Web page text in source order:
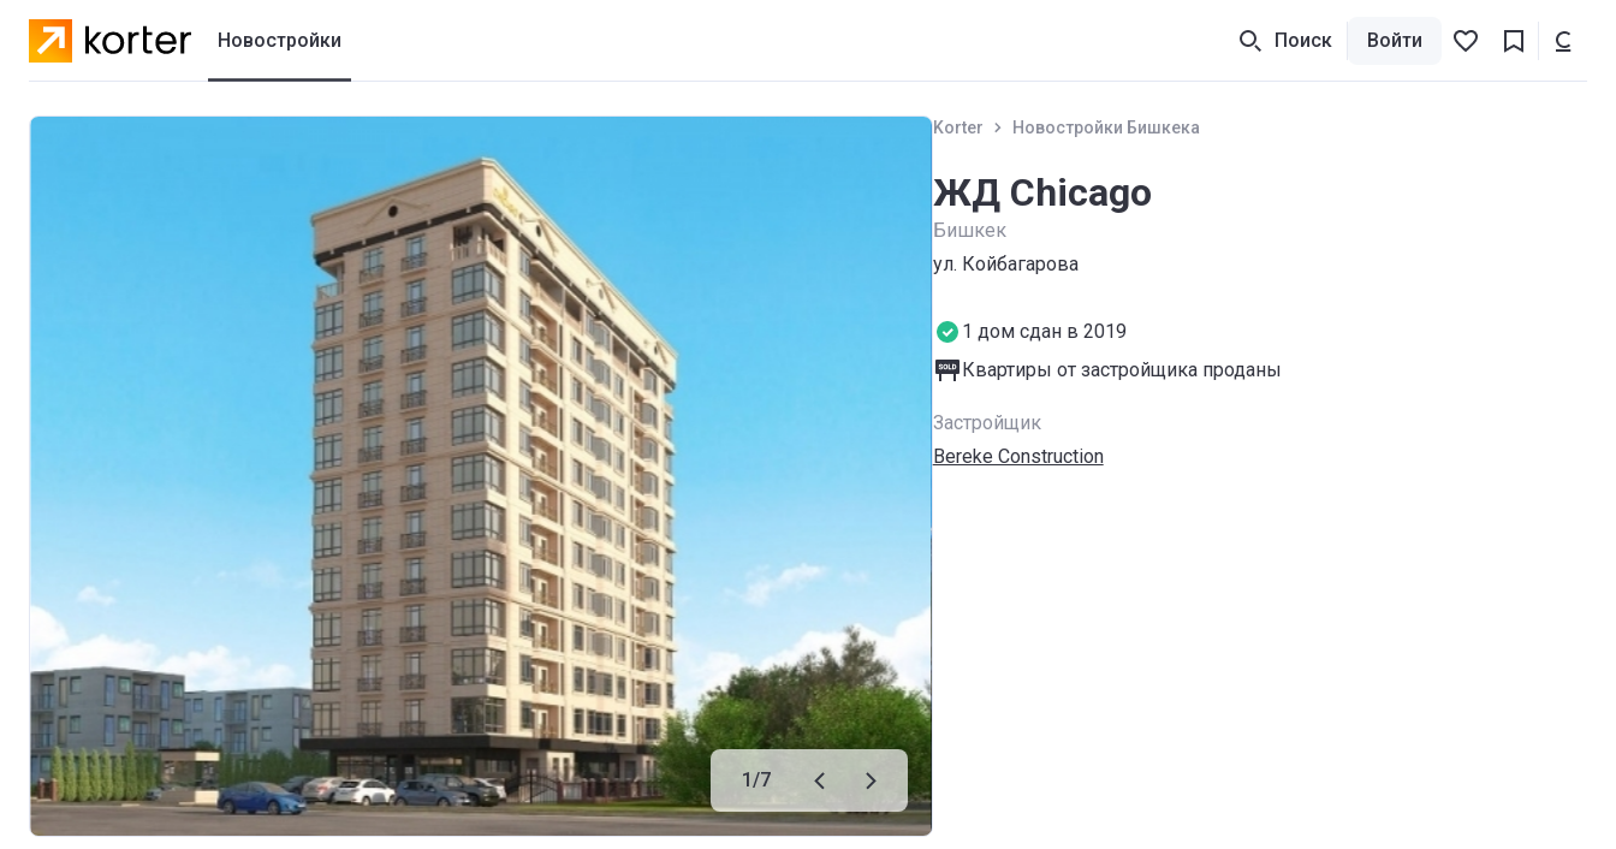
Новостройки
Коттеджные городки
Застройщики
Поиск Войти
1/7
Korter Новостройки Бишкека
ЖД Chicago
Бишкек
ул. Койбагарова
1 дом сдан в 2019
Квартиры от застройщика проданы
Застройщик
Bereke Construction